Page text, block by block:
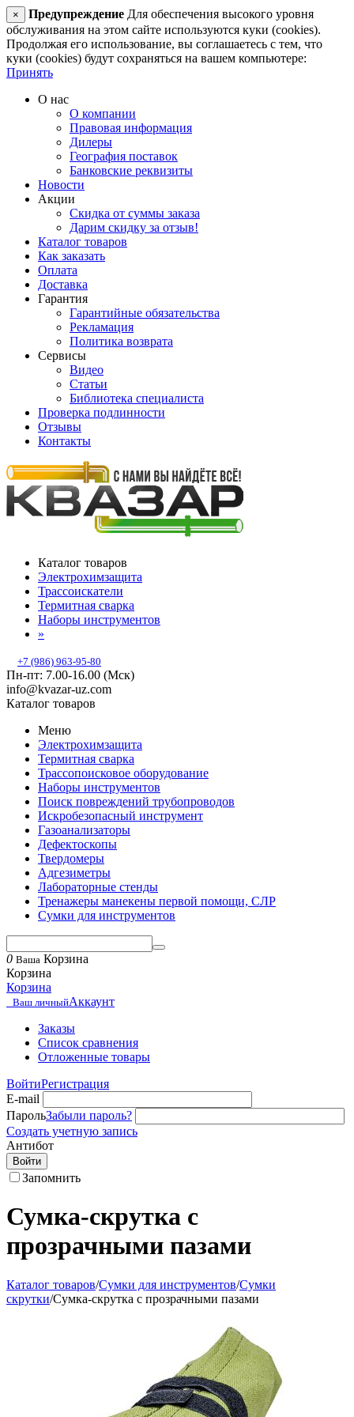
× Предупреждение Для обеспечения высокого уровня
обслуживания на этом сайте используются куки (cookies).
Продолжая его использование, вы соглашаетесь с тем, что
куки (cookies) будут сохраняться на вашем компьютере:
Принять
О нас
О компании
Правовая информация
Дилеры
География поставок
Банковские реквизиты
Новости
Акции
Скидка от суммы заказа
Дарим скидку за отзыв!
Каталог товаров
Как заказать
Оплата
Доставка
Гарантия
Гарантийные обязательства
Рекламация
Политика возврата
Сервисы
Видео
Статьи
Библиотека специалиста
Проверка подлинности
Отзывы
Контакты
Каталог товаров
Электрохимзащита
Трассоискатели
Термитная сварка
Наборы инструментов
»
+7 (986) 963-95-80
Пн-пт: 7.00-16.00 (Мск)
info@kvazar-uz.com
Каталог товаров
Меню
Электрохимзащита
Термитная сварка
Трассопоисковое оборудование
Наборы инструментов
Поиск повреждений трубопроводов
Искробезопасный инструмент
Газоанализаторы
Дефектоскопы
Твердомеры
Адгезиметры
Лабораторные стенды
Тренажеры манекены первой помощи, СЛР
Сумки для инструментов
0 Ваша Корзина
Корзина
Корзина
Ваш личныйАккаунт
Заказы
Список сравнения
Отложенные товары
ВойтиРегистрация
E-mail
ПарольЗабыли пароль?
Создать учетную запись
Антибот
Войти
Запомнить
Сумка-скрутка с
прозрачными пазами
Каталог товаров/Сумки для инструментов/Сумки
скрутки/Сумка-скрутка с прозрачными пазами